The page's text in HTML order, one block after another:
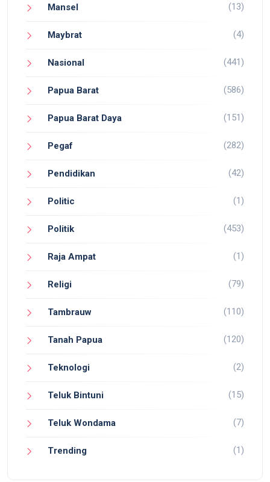
Mansel (13)
Maybrat (4)
Nasional (441)
Papua Barat (586)
Papua Barat Daya (151)
Pegaf (282)
Pendidikan (42)
Politic (1)
Politik (453)
Raja Ampat (1)
Religi (79)
Tambrauw (110)
Tanah Papua (120)
Teknologi (2)
Teluk Bintuni (15)
Teluk Wondama (7)
Trending (1)